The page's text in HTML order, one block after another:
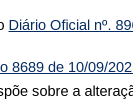
Diário Oficial nº.
8689 de 10/09/
sobre a